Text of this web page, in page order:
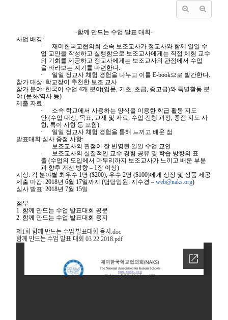
-함께 만드는 수업 발표 대회-
사업 배경:
·
재미한국교협의회 소속 보조교사가 정교사와 함께 일일 수
업 교안을 작성하고 실행함으로 보조교사에게는 직접 체험 교수
의 기회를 제공하고 정교사에게는 보조교사의 관점에서 수업
을 바라보는 계기를 마련한다
·
일일 정교사 체험 경험을 나누고 이를 E-book으로 발간한다
참가 대상: 학교장이 추천한 보조 교사
참가 분야: 한국어 수업 4개 분야(입문 기초 초급 중고급)와 특별활동 분
야 (문화/역사 등)
제출 자료 :
·
소속 학교에서 사용하는 양식을 이용한 학급 활동 지도
안 (수업 대상 목표 교재 및 자료 수업 진행 과정 중점 지도 사
항 특이 사항 등 포함)
·
일일 정교사 체험 경험을 통해 느끼고 배운 점
발표대회 심사 중점 사항:
·
보조교사의 관점이 잘 반영된 일일 수업 교안
·
보조교사의 실질적인 교수 경험 공유 및 학습 방향의 표
출 (수업의 도입에서 마무리까지 보조 교사가 느끼고 배운 부분
과 향후 개선 방향 – 1 장 이상)
시상: 각 분야별 최우수 1 명 ($200), 우수 2명 ($100)에게 상장 및 상품 제공
제출 마감: 2018년 6월 17일까지 (담당임원: 지수경 – web@naks.org)
심사 발표: 2018년 7월 15일
첨부
1. 함께 만드는 수업 발표대회 공문
2. 함께 만드는 수업 발표대회 용지
제1회 함께 만드는 수업 발표대회 용지.doc
함께 만드는 수업 발표 대회 03 22 2018.pdf